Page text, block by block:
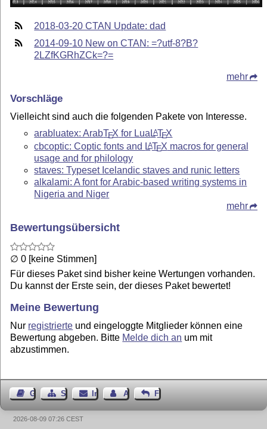
2018-03-20 CTAN Update: dad
2014-09-10 New on CTAN: =?utf-8?B?
2LZfKGRhZCk=?=
mehr
Vorschläge
Vielleicht sind auch die folgenden Pakete von Interesse.
arabluatex: ArabTEX for Lua LATEX
cbcoptic: Coptic fonts and LATEX macros for general
usage and for philology
staves: Typeset Icelandic staves and runic letters
alkalami: A font for Arabic-based writing systems in
Nigeria and Niger
mehr
Bewertungsübersicht
∅ 0 [keine Stimmen]
Für dieses Paket sind bisher keine Wertungen vorhanden.
Du kannst der Erste sein, der dieses Paket bewertet!
Meine Bewertung
Nur registrierte und eingeloggte Mitglieder können eine
Bewertung abgeben. Bitte Melde dich an um mit
abzustimmen.
GästebuchSeiten-Struktur
ImpressumAutor kontaktieren
Feedback
2026-08-09 07:26 CEST